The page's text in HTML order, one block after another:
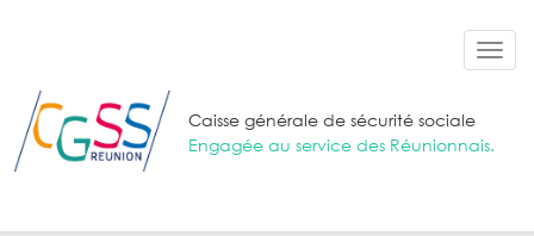
Caisse générale de sécurité sociale
Engagée au service des Réunionnais.